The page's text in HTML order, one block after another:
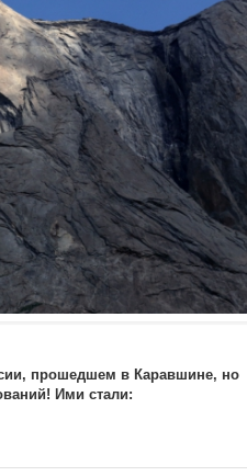
прошедшем в Каравшине, но
Ими стали: